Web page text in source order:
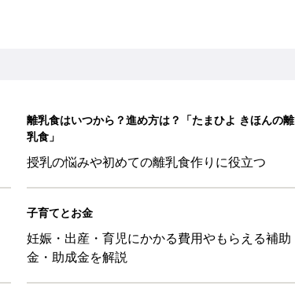
離乳食はいつから？進め方は？「たまひよ きほんの離
乳食」
授乳の悩みや初めての離乳食作りに役立つ
子育てとお金
妊娠・出産・育児にかかる費用やもらえる補助
金・助成金を解説